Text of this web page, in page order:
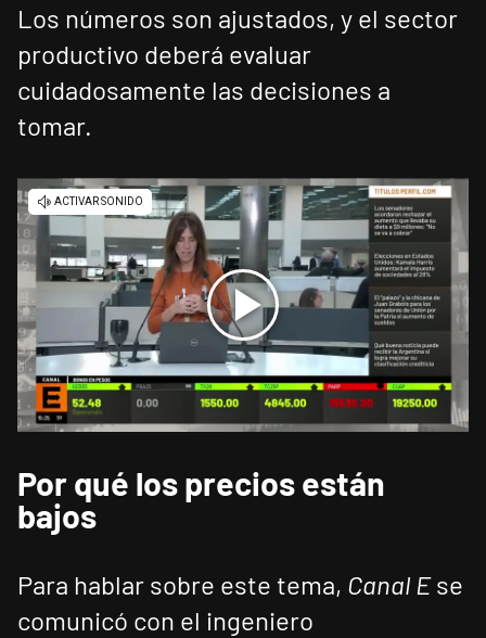
Los números son ajustados, y el sector
productivo deberá evaluar
cuidadosamente las decisiones a
tomar.
Por qué los precios están
bajos
Para hablar sobre este tema, Canal Ese
comunicó con el ingeniero